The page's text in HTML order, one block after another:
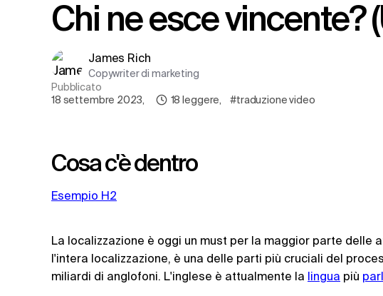
Chi ne esce vincente?
James Rich
Copywriter di marketing
Pubblicato
18 settembre 2023, 18 leggere, #traduzione video
Cosa c'è dentro
Esempio H2
La localizzazione è oggi un must per la maggior parte delle
l'intera localizzazione, è una delle parti più cruciali del
miliardi di anglofoni. L'inglese è attualmente la lingua più